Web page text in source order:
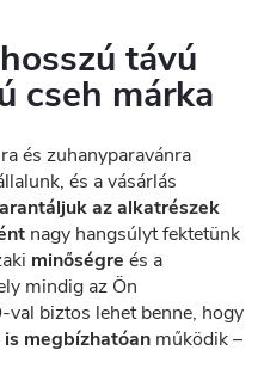
távú
cseh márka
és zuhanyparavánra
és a vásárlás
az alkatrészek
nagy hangsúlyt fektetünk
minőségre és a
mindig az Ön
val biztos lehet benne, hogy
is megbízhatóan működik –